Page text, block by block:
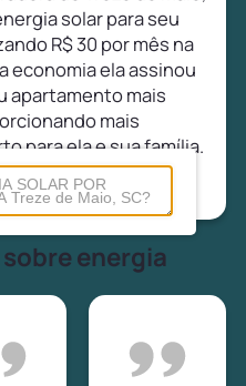
solar para seu
R$ 30 por mês na
economia ela assinou
apartamento mais
mais
para ela e sua família.
energia